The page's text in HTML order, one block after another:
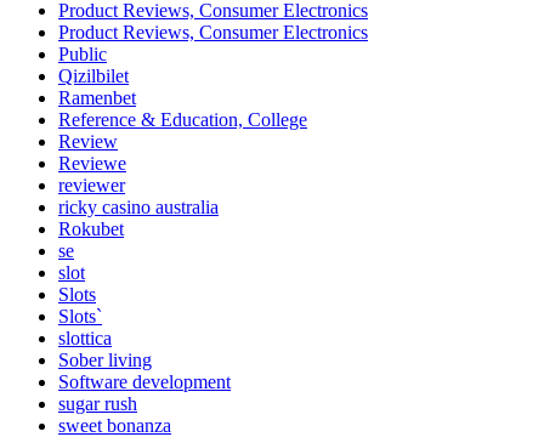
Product Reviews, Consumer Electronics
Product Reviews, Consumer Electronics
Public
Qizilbilet
Ramenbet
Reference & Education, College
Review
Reviewe
reviewer
ricky casino australia
Rokubet
se
slot
Slots
Slots`
slottica
Sober living
Software development
sugar rush
sweet bonanza